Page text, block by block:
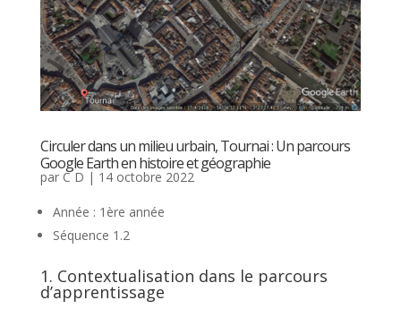
Circuler dans un milieu urbain, Tournai : Un parcours
Google Earth en histoire et géographie
par C D | 14 octobre 2022
Année : 1ère année
Séquence 1.2
1. Contextualisation dans le parcours
d’apprentissage